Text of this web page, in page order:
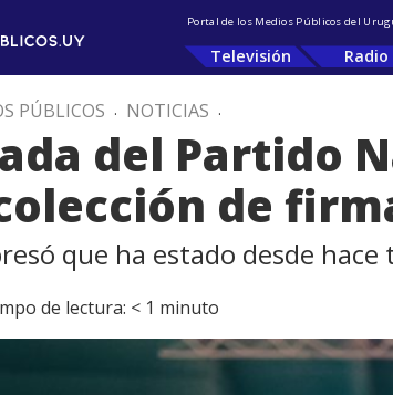
Portal de los Medios Públicos del
Televisión Radio
PÚBLICOS . NOTICIAS .
del Partido
de
que ha estado desde
de lectura: < 1 minuto